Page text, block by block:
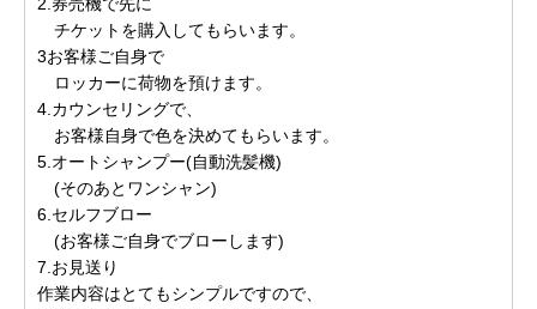
2.券売機で先に
チケットを購入してもらいます。
3お客様ご自身で
ロッカーに荷物を預けます。
4.カウンセリングで、
お客様自身で色を決めてもらいます。
5.オートシャンプー(自動洗髪機)
(そのあとワンシャン)
6.セルフブロー
(お客様ご自身でブローします)
7.お見送り
作業内容はとてもシンプルですので、